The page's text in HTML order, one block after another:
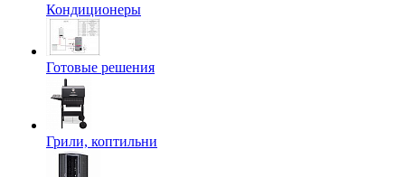
Кондиционеры
Готовые решения
Грили, коптильни